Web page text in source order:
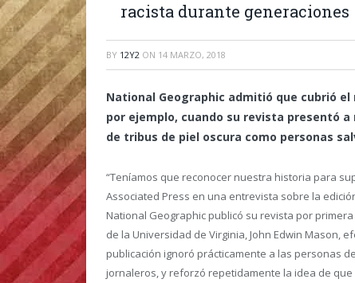
racista durante generaciones
BY 12Y2 ON 14 MARZO, 2018
National Geographic admitió que cubrió
por ejemplo, cuando su revista presentó
de tribus de piel oscura como personas
“Teníamos que reconocer nuestra historia para
Associated Press en una entrevista sobre la
National Geographic publicó su revista por
de la Universidad de Virginia, John Edwin Mason,
publicación ignoró prácticamente a las personas
jornaleros, y reforzó repetidamente la idea de